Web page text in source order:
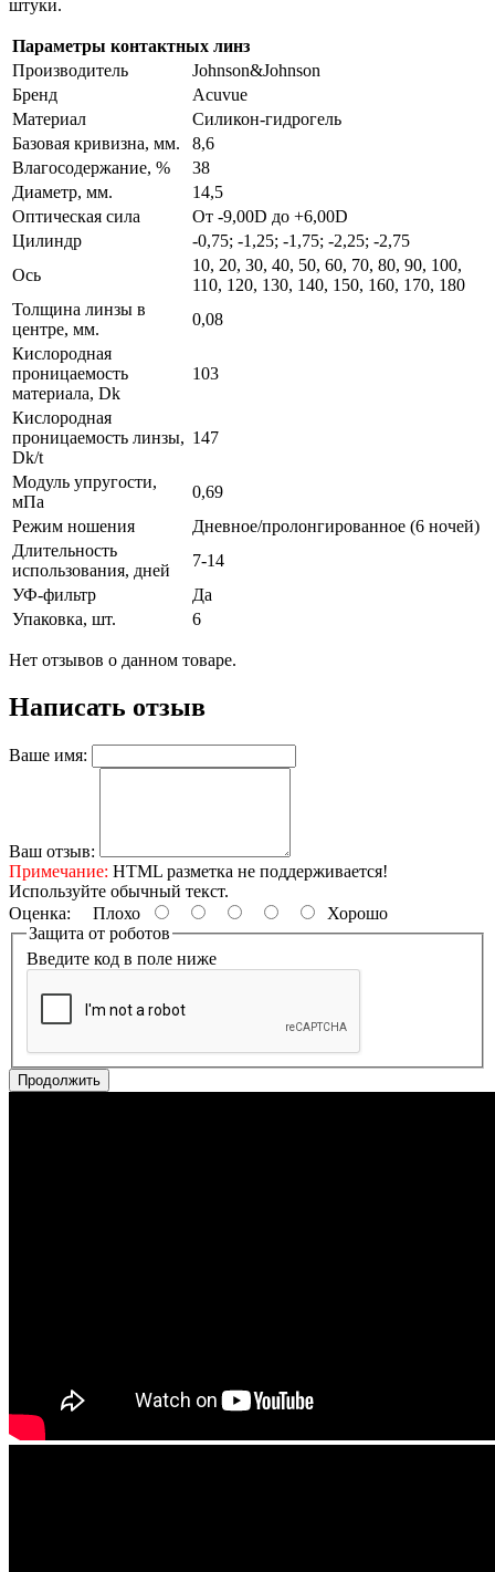
штуки.
Параметры контактных линз
Производитель
Johnson&Johnson
Бренд
Acuvue
Материал
Силикон-гидрогель
Базовая кривизна, мм.
8,6
Влагосодержание, %
38
Диаметр, мм.
14,5
Оптическая сила
От -9,00D до +6,00D
Цилиндр
-0,75; -1,25; -1,75; -2,25; -2,75
Ось
10, 20, 30, 40, 50, 60, 70, 80, 90, 100,
110, 120, 130, 140, 150, 160, 170, 180
Толщина линзы в
центре, мм.
0,08
Кислородная
проницаемость
материала, Dk
103
Кислородная
проницаемость линзы,
Dk/t
147
Модуль упругости,
мПа
0,69
Режим ношения
Дневное/пролонгированное (6 ночей)
Длительность
использования, дней
7-14
УФ-фильтр
Да
Упаковка, шт.
6
Нет отзывов о данном товаре.
Написать отзыв
Ваше имя:
Ваш отзыв:
Примечание: HTML разметка не поддерживается!
Используйте обычный текст.
Оценка: Плохо
Хорошо
Защита от роботов
Введите код в поле ниже
Продолжить